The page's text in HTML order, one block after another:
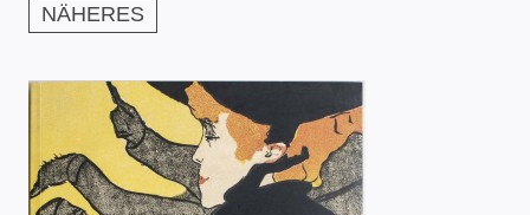
NÄHERES